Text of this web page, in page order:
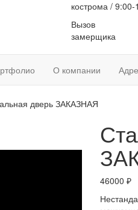
кострома / 9:00-
Вызов
замерщика
О компании
дверь ЗАКАЗНАЯ
46000₽